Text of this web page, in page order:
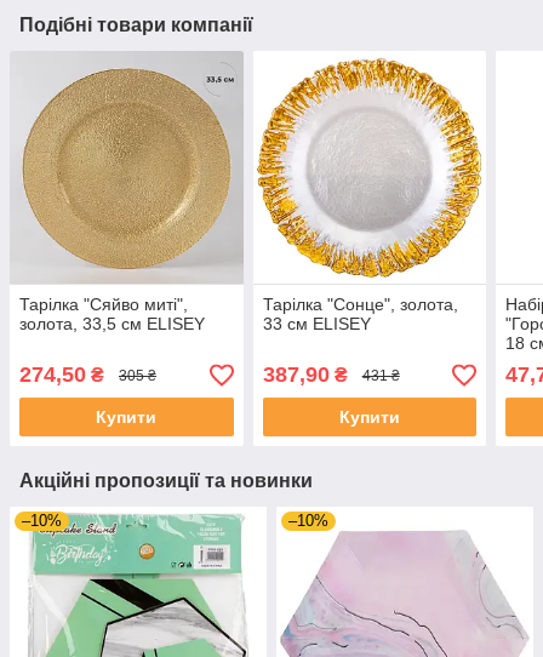
Подібні товари компанії
Тарілка "Сяйво миті",
золота, 33,5 см ELISEY
274,50 ₴ 305 ₴
Купити
Тарілка "Сонце", золота,
33 см ELISEY
387,90₴ 431 ₴
Купити
18
Акційні пропозиції та новинки
–10% –10%